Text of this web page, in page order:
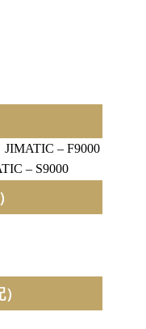
JIMATIC – F9000
– S9000